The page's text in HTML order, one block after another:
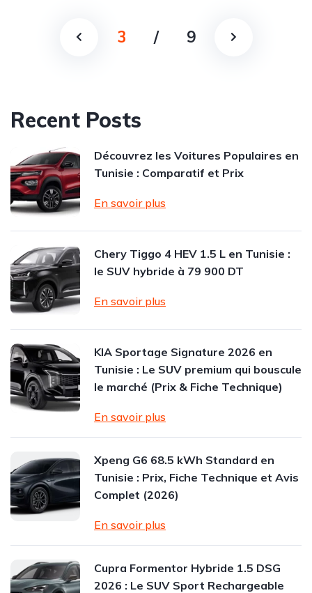
3 / 9
Recent Posts
Découvrez les Voitures Populaires en
Tunisie : Comparatif et Prix
En savoir plus
Chery Tiggo 4 HEV 1.5 L en Tunisie :
le SUV hybride à 79 900 DT
En savoir plus
KIA Sportage Signature 2026 en
Tunisie : Le SUV premium qui bouscule
le marché (Prix & Fiche Technique)
En savoir plus
Xpeng G6 68.5 kWh Standard en
Tunisie : Prix, Fiche Technique et Avis
Complet (2026)
En savoir plus
Cupra Formentor Hybride 1.5 DSG
2026 : Le SUV Sport Rechargeable